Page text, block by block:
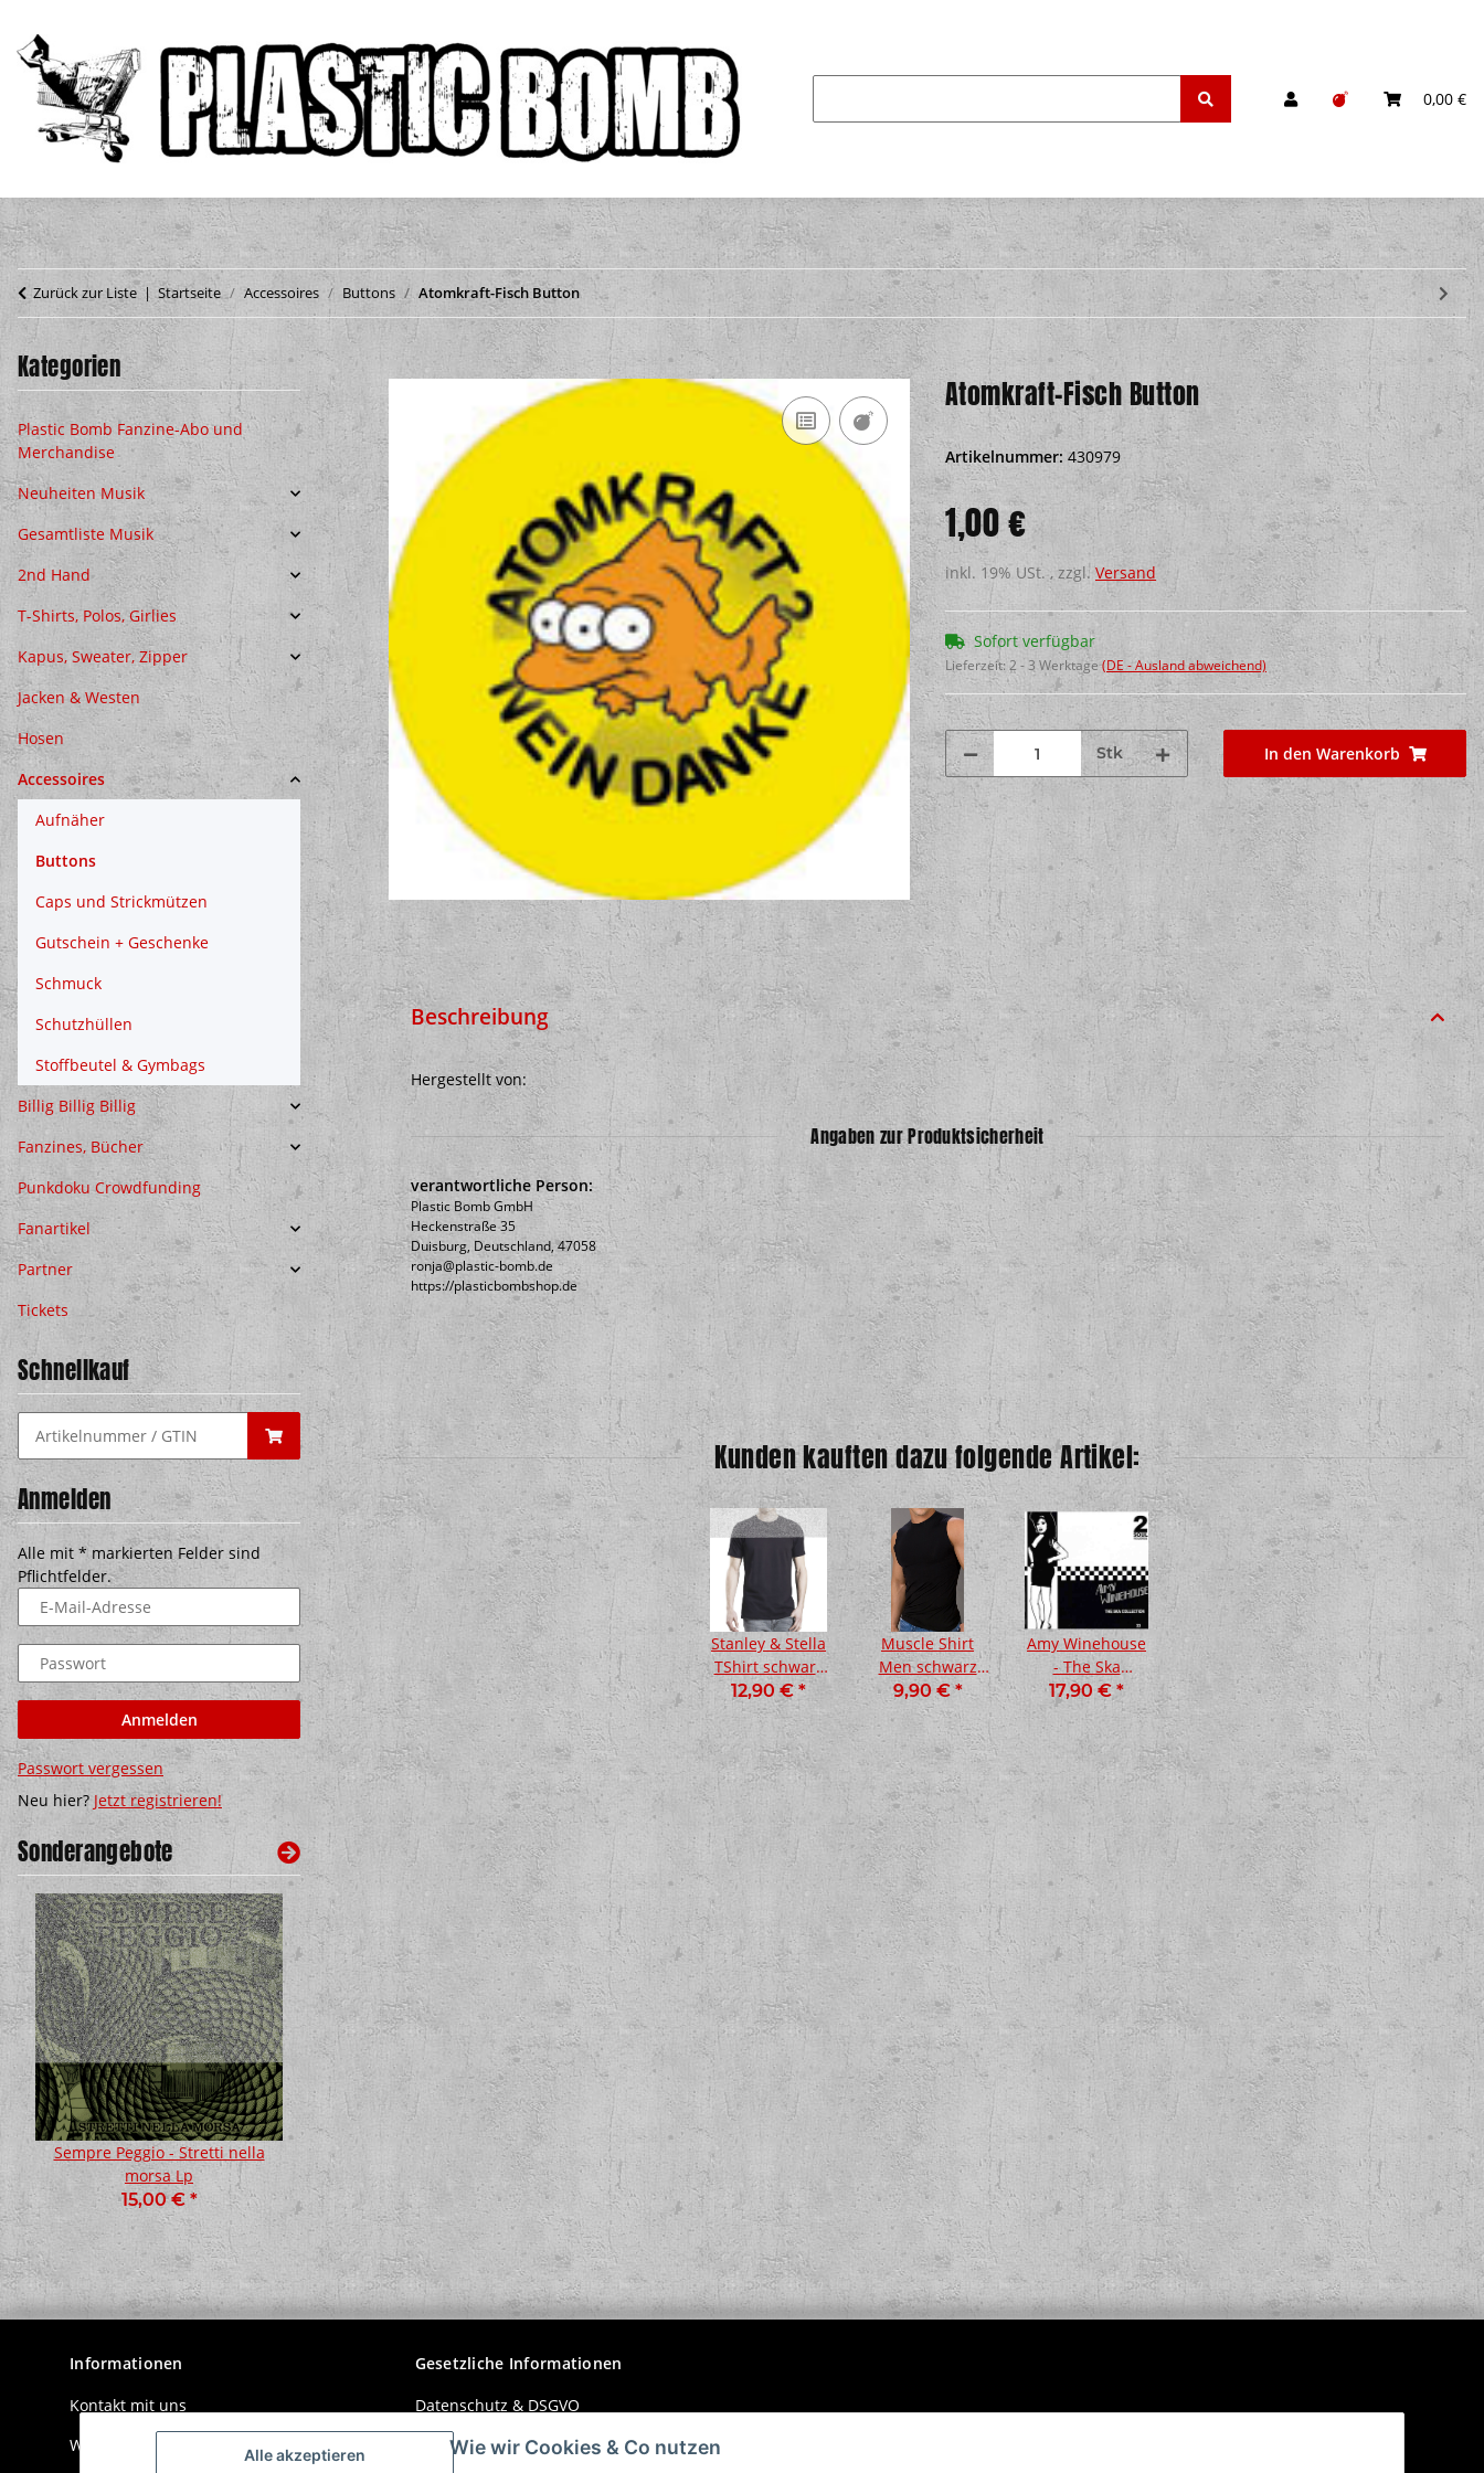
0,00 €
Zurück zur Liste Startseite Accessoires Buttons Atomkraft-Fisch Button
Atomkraft-Fisch Button
Artikelnummer: 430979
1,00 €
inkl. 19% USt. , zzgl.Versand
Sofort verfügbar
Lieferzeit: 2 - 3 Werktage(DE - Ausland abweichend)
Stk In den Warenkorb
Beschreibung
Hergestellt von:
Angaben zur Produktsicherheit
verantwortliche Person:
Plastic Bomb GmbH
Heckenstraße 35
Duisburg, Deutschland, 47058
ronja@plastic-bomb.de
https://plasticbombshop.de
Kunden kauften dazu folgende Artikel:
Stanley & Stella
TShirt schwarz
(XL)
12,90 €*
Muscle Shirt
Men schwarz
(XL)
9,90 €*
Amy Winehouse
- The Ska
Collection Lp
17,90 €*
Kategorien
Plastic Bomb Fanzine-Abo und
Merchandise
Neuheiten Musik
Gesamtliste Musik
2nd Hand
T-Shirts, Polos, Girlies
Kapus, Sweater, Zipper
Jacken & Westen
Hosen
Accessoires
Aufnäher
Buttons
Caps und Strickmützen
Gutschein + Geschenke
Schmuck
Schutzhüllen
Stoffbeutel & Gymbags
Billig Billig Billig
Fanzines, Bücher
Punkdoku Crowdfunding
Fanartikel
Partner
Tickets
Schnellkauf
Anmelden
Alle mit *markierten Felder sind
Pflichtfelder.
E-Mail-Adresse
Passwort
Anmelden
Passwort vergessen
Neu hier? Jetzt registrieren!
Sonderangebote
Sempre Peggio - Stretti nella
morsa Lp
15,00 € *
BASH! - Cheers & Beers Lp
Fanbox
20,00 €
*
Sempre Peggio - Stretti nella
morsa Lp
15,00 €
*
BASH! - Cheers & Beers Lp
Fanbox
20,00 € *
Informationen
Kontakt mit uns
Wir über uns
Gesetzliche Informationen
Datenschutz & DSGVO
Alle akzeptieren Wie wir Cookies & Co nutzen